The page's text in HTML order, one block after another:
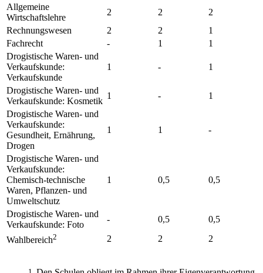
Allgemeine
Wirtschaftslehre
2 2
2
Rechnungswesen
2 2
1
Fachrecht
- 1
1
Drogistische Waren- und
Verkaufskunde:
Verkaufskunde
1 - 1
Drogistische Waren- und
Verkaufskunde: Kosmetik
1 -
1
Drogistische Waren- und
Verkaufskunde:
Gesundheit, Ernährung,
Drogen
1 1 -
Drogistische Waren- und
Verkaufskunde:
Chemisch-technische
Waren, Pflanzen- und
Umweltschutz
1 0,5 0,5
Drogistische Waren- und
Verkaufskunde: Foto
- 0,5 0,5
Wahlbereich2 2 2 2